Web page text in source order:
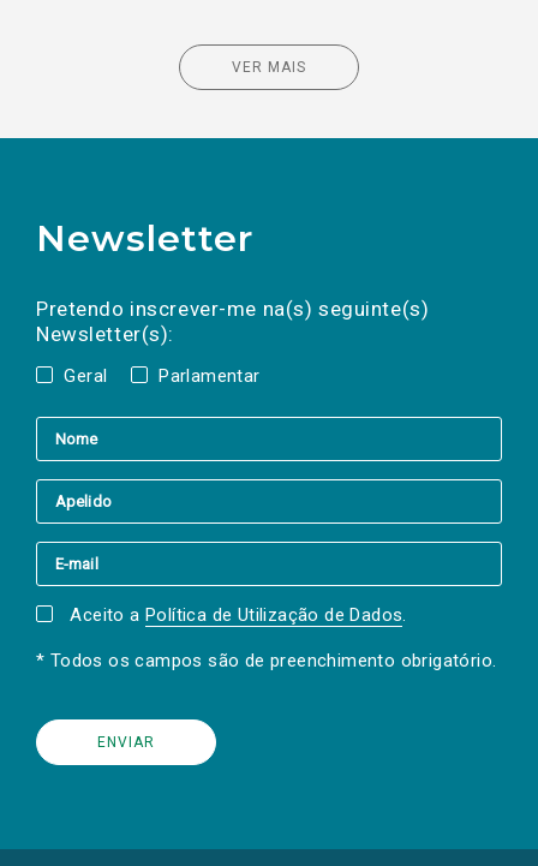
VER MAIS
Newsletter
Pretendo inscrever-me na(s) seguinte(s)
Newsletter(s):
Geral Parlamentar
a(s) newsletter(s).
mail
Aceito a Política de Utilização de Dados.
* Todos os campos são de preenchimento obrigatório.